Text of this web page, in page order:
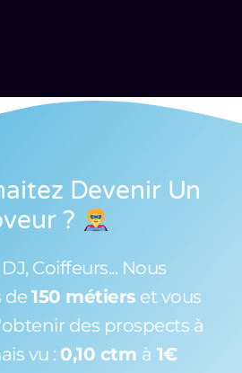
Devenir Un
?
Coiffeurs... Nous
de 150 métiers et vous
des prospects à
vu : 0,10 ctm à 1€